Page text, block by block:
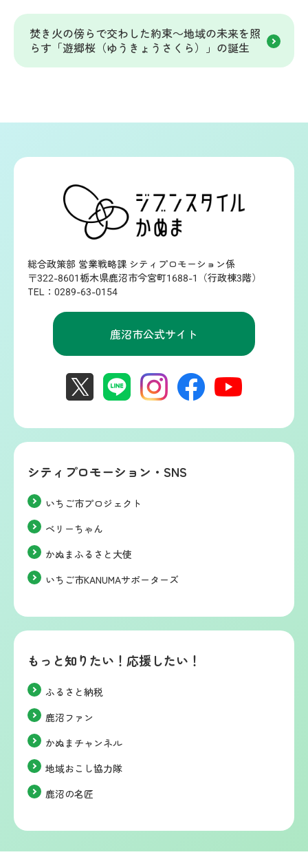
焚き火の傍らで交わした約束～地域の未来を照
らす「遊郷桜（ゆうきょうさくら）」の誕生
総合政策部 営業戦略課 シティプロモーション係
〒322-8601栃木県鹿沼市今宮町1688-1（行政棟3階）
TEL：0289-63-0154
鹿沼市公式サイト
シティプロモーション・SNS
いちご市プロジェクト
ベリーちゃん
かぬまふるさと大使
いちご市KANUMAサポーターズ
もっと知りたい！応援したい！
ふるさと納税
鹿沼ファン
かぬまチャンネル
地域おこし協力隊
鹿沼の名匠